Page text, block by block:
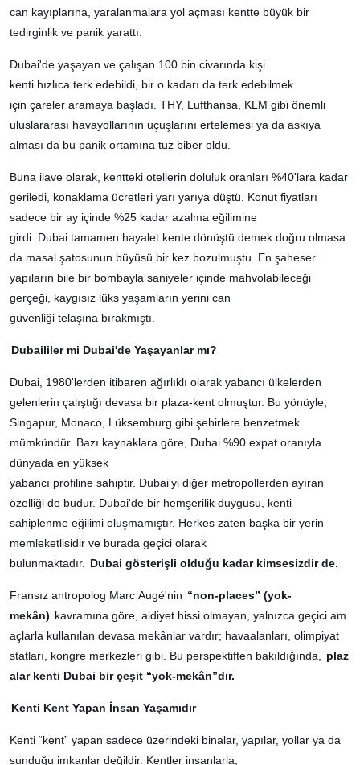
can kayıplarına, yaralanmalara yol açması kentte büyük bir
tedirginlik ve panik yarattı.
Dubai'de yaşayan ve çalışan 100 bin civarında kişi
kenti hızlıca terk edebildi, bir o kadarı da terk edebilmek
için çareler aramaya başladı. THY, Lufthansa, KLM gibi önemli
uluslararası havayollarının uçuşlarını ertelemesi ya da askıya
alması da bu panik ortamına tuz biber oldu.
Buna ilave olarak, kentteki otellerin doluluk oranları %40'lara kadar
geriledi, konaklama ücretleri yarı yarıya düştü. Konut fiyatları
sadece bir ay içinde %25 kadar azalma eğilimine
girdi. Dubai tamamen hayalet kente dönüştü demek doğru olmasa
da masal şatosunun büyüsü bir kez bozulmuştu. En şaheser
yapıların bile bir bombayla saniyeler içinde mahvolabileceği
gerçeği, kaygısız lüks yaşamların yerini can
güvenliği telaşına bırakmıştı.
Dubaililer mi Dubai'de Yaşayanlar mı?
Dubai, 1980'lerden itibaren ağırlıklı olarak yabancı ülkelerden
gelenlerin çalıştığı devasa bir plaza-kent olmuştur. Bu yönüyle,
Singapur, Monaco, Lüksemburg gibi şehirlere benzetmek
mümkündür. Bazı kaynaklara göre, Dubai %90 expat oranıyla
dünyada en yüksek
yabancı profiline sahiptir. Dubai'yi diğer metropollerden ayıran
özelliği de budur. Dubai'de bir hemşerilik duygusu, kenti
sahiplenme eğilimi oluşmamıştır. Herkes zaten başka bir yerin
memleketlisidir ve burada geçici olarak
bulunmaktadır.
Dubai gösterişli olduğu kadar kimsesizdir de.
Fransız antropolog Marc Augé'nin “non-places” (yok-
mekân) kavramına göre, aidiyet hissi olmayan, yalnızca geçici am
açlarla kullanılan devasa mekânlar vardır; havaalanları, olimpiyat
statları, kongre merkezleri gibi. Bu perspektiften bakıldığında,
plaz
alar kenti Dubai bir çeşit “yok-mekân”dır.
Kenti Kent Yapan İnsan Yaşamıdır
Kenti “kent” yapan sadece üzerindeki binalar, yapılar, yollar ya da
sunduğu imkanlar değildir. Kentler insanlarla,